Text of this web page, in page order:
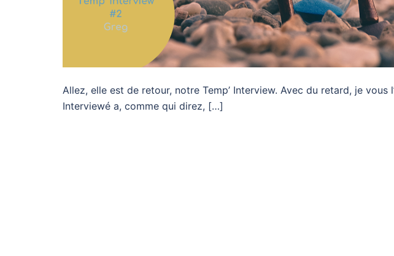
Allez, elle est de retour, notre Temp’ Interview. Avec du retard, je vous
Interviewé a, comme qui direz, […]